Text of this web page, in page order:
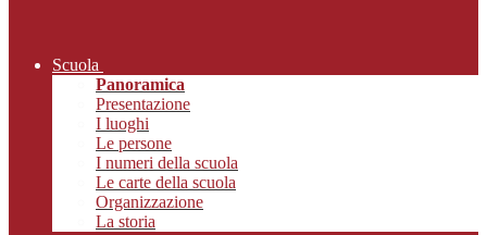
Scuola
Panoramica
Presentazione
I luoghi
Le persone
I numeri della scuola
Le carte della scuola
Organizzazione
La storia